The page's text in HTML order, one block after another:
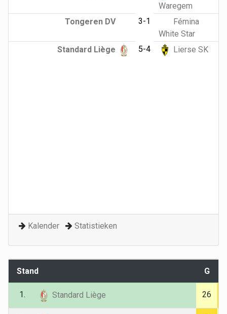
Waregem
Tongeren DV
3-1
Fémina
White Star
Standard Liège
5-4 Lierse SK
Kalender Statistieken
Stand G
1. Standard Liège 26